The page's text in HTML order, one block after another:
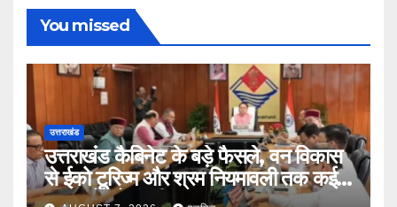
You missed
उत्तराखंड
उत्तराखंड कैबिनेट के बड़े फैसले, वन विकास
से ईको टूरिज्म और श्रम नियमावली तक कई
प्रस्तावों को मंजूरी